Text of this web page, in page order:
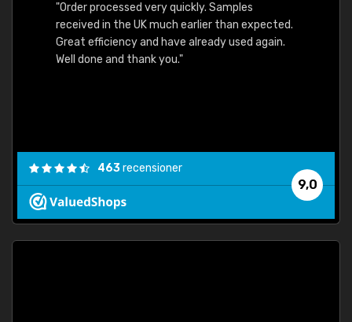
"Order processed very quickly. Samples
received in the UK much earlier than expected.
Great efficiency and have already used again.
Well done and thank you."
9,0
463recensioner